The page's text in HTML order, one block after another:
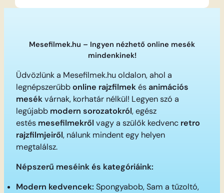
Mesefilmek.hu – Ingyen nézhető online mesék
mindenkinek!
Üdvözlünk a Mesefilmek.hu oldalon, ahol a
legnépszerűbbonline rajzfilmekésanimációs
mesékvárnak, korhatár nélkül! Legyen szó a
legújabb modern sorozatokról, egész
estés mesefilmekről vagy a szülők kedvenc retro
rajzfilmjeiről, nálunk mindent egy helyen
megtalálsz.
Népszerű meséink és kategóriáink:
Modern kedvencek: Spongyabob, Sam a tűzoltó,